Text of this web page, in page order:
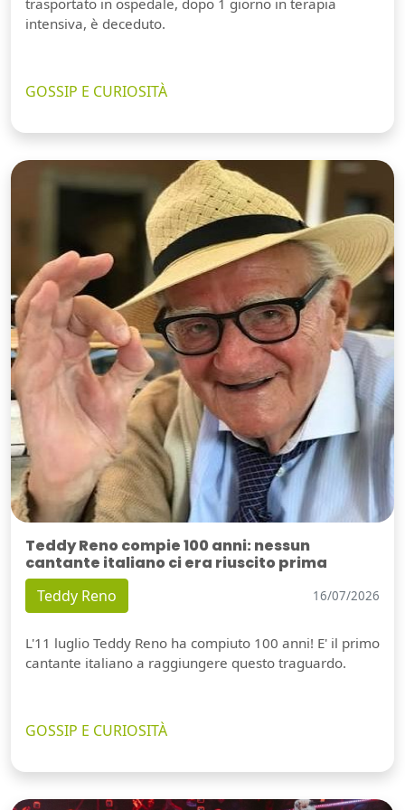
trasportato in ospedale, dopo 1 giorno in terapia
intensiva, è deceduto.
GOSSIP E CURIOSITÀ
Teddy Reno compie 100 anni: nessun
cantante italiano ci era riuscito prima
Teddy Reno 16/07/2026
L'11 luglio Teddy Reno ha compiuto 100 anni! E' il primo
cantante italiano a raggiungere questo traguardo.
GOSSIP E CURIOSITÀ